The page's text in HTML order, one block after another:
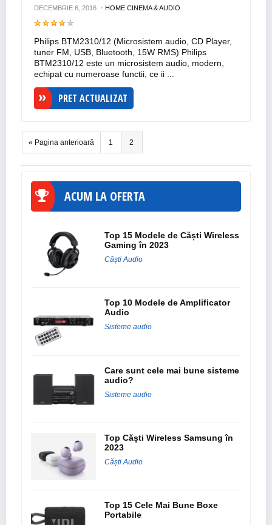
DECEMBRIE 6, 2016 HOME CINEMA & AUDIO
Philips BTM2310/12 (Microsistem audio, CD Player,
tuner FM, USB, Bluetooth, 15W RMS) Philips
BTM2310/12 este un microsistem audio, modern,
echipat cu numeroase functii, ce ii ...
PRET ACTUALIZAT
« Pagina anterioară 1 2
ACUM LA OFERTA
Top 15 Modele de Căști Wireless
Gaming în 2023
Căști Audio
Top 10 Modele de Amplificator
Audio
Sisteme audio
Care sunt cele mai bune sisteme
audio?
Sisteme audio
Top Căști Wireless Samsung în
2023
Căști Audio
Top 15 Cele Mai Bune Boxe
Portabile